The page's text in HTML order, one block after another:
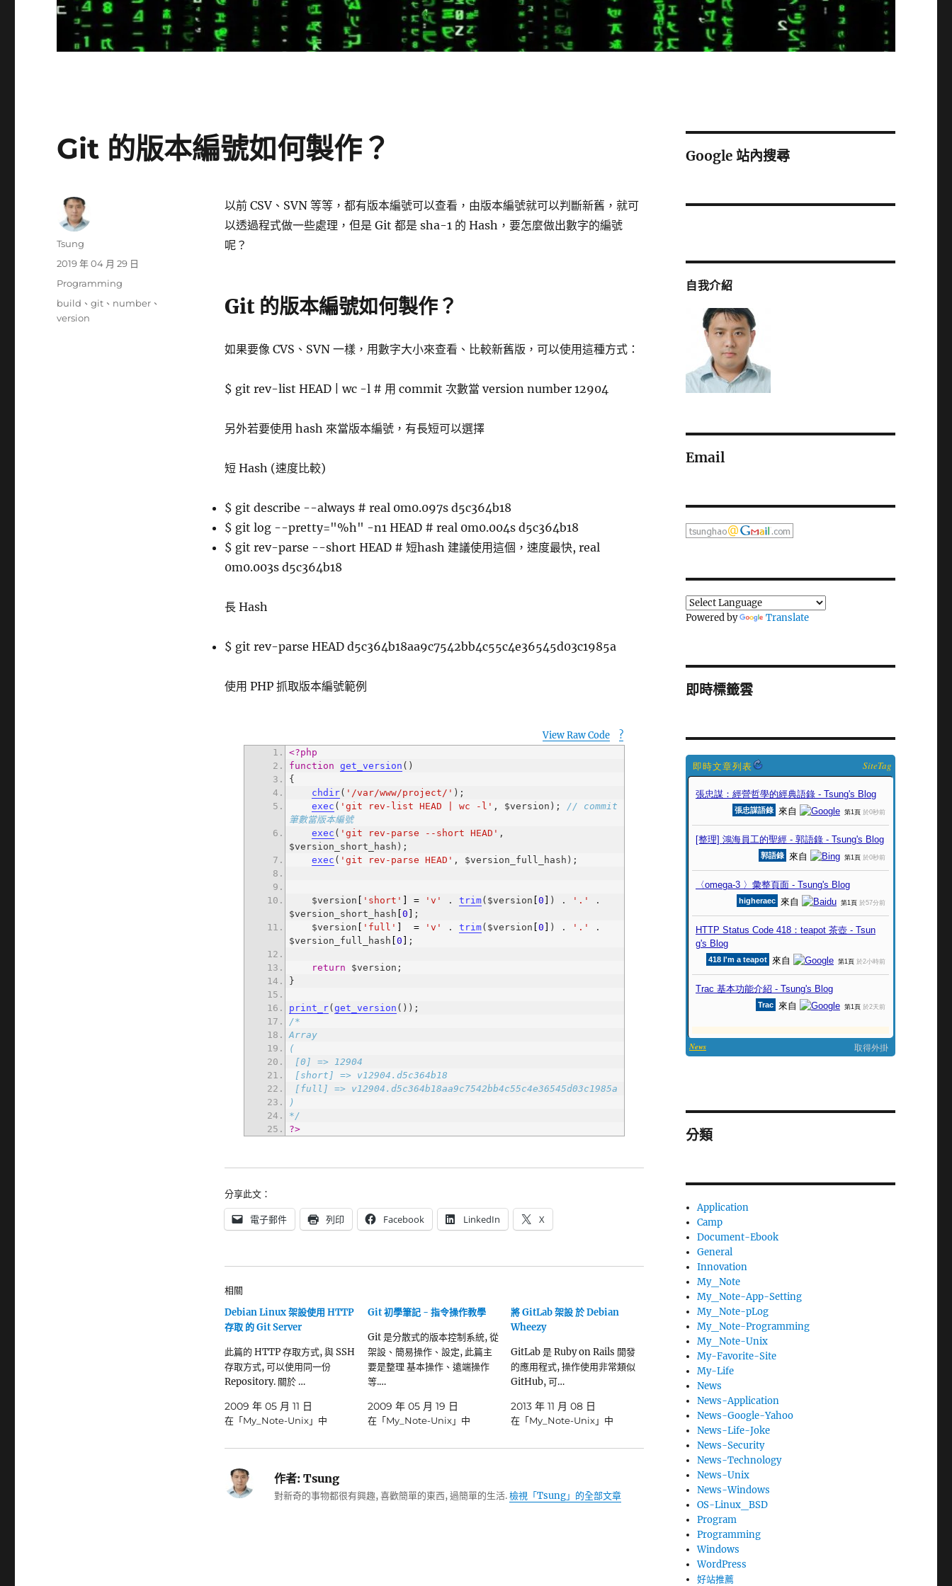
Git 的版本編號如何製作？
以前 CSV、SVN 等等，都有版本編號可以查看，由版本編號就可以判斷新舊，就可
以透過程式做一些處理，但是 Git 都是 sha-1 的 Hash，要怎麼做出數字的編號
呢？
Git 的版本編號如何製作？
如果要像 CVS、SVN 一樣，用數字大小來查看、比較新舊版，可以使用這種方式：
$ git rev-list HEAD | wc -l # 用 commit 次數當 version number 12904
另外若要使用 hash 來當版本編號，有長短可以選擇
短 Hash (速度比較)
$ git describe --always # real 0m0.097s d5c364b18
$ git log --pretty="%h" -n1 HEAD # real 0m0.004s d5c364b18
$ git rev-parse --short HEAD # 短hash 建議使用這個，速度最快, real
0m0.003s d5c364b18
長 Hash
$ git rev-parse HEAD d5c364b18aa9c7542bb4c55c4e36545d03c1985a
使用 PHP 抓取版本編號範例
View Raw Code ?
<?php
function
get_version
chdir( '/var/www/project/'
exec ( 'git rev-list HEAD | wc -l' , $version); // commit
筆數當版本編號
exec ( 'git rev-parse --short HEAD' ,
exec ( 'git rev-parse HEAD'
    $version
[ 'short' ] = 'v' . trim($version [0 ] ) . '.'
.
$version_short_hash [0 ]
    $version
[ 'full' ] = 'v' . trim($version [0 ] ) . '.'
.
$version_full_hash [0 ]
return
print_r(get_version
*/
?>
分享此文：
電子郵件 列印 Facebook LinkedIn X
相關
Debian Linux 架設使用 HTTP
存取 的 Git Server
此篇的 HTTP 存取方式, 與 SSH
存取方式, 可以使用同一份
Repository. 關於 …
2009 年 05 月 11 日
在「My_Note-Unix」中
Git 初學筆記 - 指令操作教學
Git 是分散式的版本控制系統, 從
架設、簡易操作、設定, 此篇主
要是整理 基本操作、遠端操作
等.…
2009 年 05 月 19 日
在「My_Note-Unix」中
將 GitLab 架設 於 Debian
Wheezy
GitLab 是 Ruby on Rails 開發
的應用程式, 操作使用非常類似
GitHub, 可…
2013 年 11 月 08 日
在「My_Note-Unix」中
作者:Tsung
對新奇的事物都很有興趣, 喜歡簡單的東西, 過簡單的生活.檢視「Tsung」的全部文章
作
Tsung
發
期:
2019 年 04 月 29 日
分
類
Programming
標
籤
build 、git 、 number 、
version
Google 站內搜尋
自我介紹
Email
Powered by Translate
即時標籤雲
SiteTag
分類
Application
Camp
Document-Ebook
General
Innovation
My_Note
My_Note-App-Setting
My_Note-pLog
My_Note-Programming
My_Note-Unix
My-Favorite-Site
My-Life
News
News-Application
News-Google-Yahoo
News-Life-Joke
News-Security
News-Technology
News-Unix
News-Windows
OS-Linux_BSD
Program
Programming
Windows
WordPress
好站推薦